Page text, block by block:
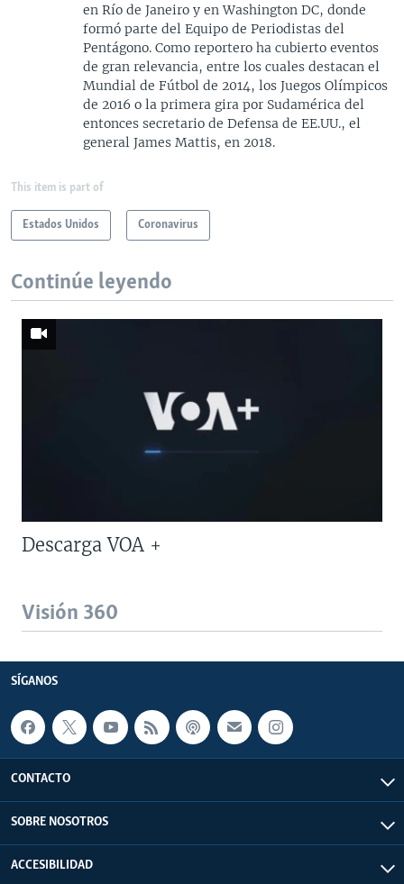
en Río de Janeiro y en Washington DC, donde
formó parte del Equipo de Periodistas del
Pentágono. Como reportero ha cubierto eventos
de gran relevancia, entre los cuales destacan el
Mundial de Fútbol de 2014, los Juegos Olímpicos
de 2016 o la primera gira por Sudamérica del
entonces secretario de Defensa de EE.UU., el
general James Mattis, en 2018.
This item is part of
Estados Unidos Coronavirus
Continúe leyendo
Descarga VOA +
Visión 360
SÍGANOS
CONTACTO
SOBRE NOSOTROS
ACCESIBILIDAD